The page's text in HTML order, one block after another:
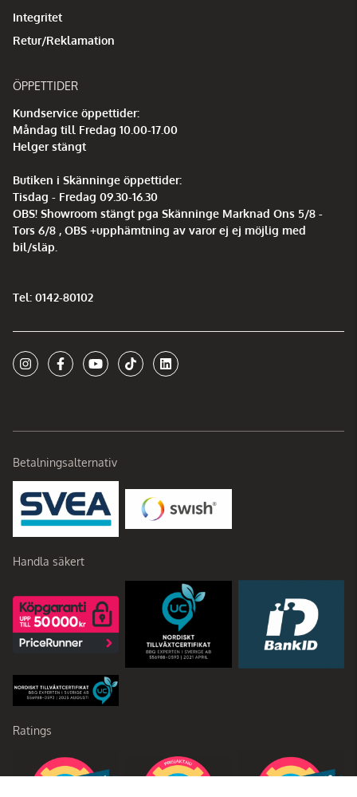
Integritet
Retur/Reklamation
ÖPPETTIDER
Kundservice öppettider:
Måndag till Fredag 10.00-17.00
Helger stängt
Butiken i Skänninge öppettider:
Tisdag - Fredag 09.30-16.30
OBS! Showroom stängt pga Skänninge Marknad Ons 5/8 -
Tors 6/8 , OBS +upphämtning av varor ej ej möjlig med
bil/släp.
Tel: 0142-80102
Betalningsalternativ
Handla säkert
Ratings